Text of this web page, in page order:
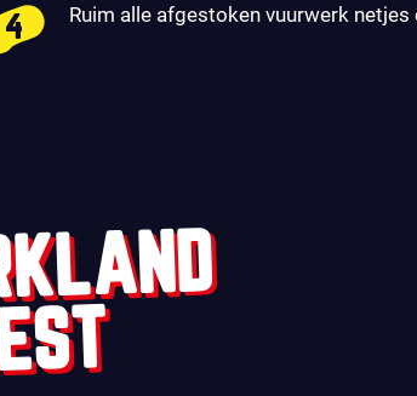
Ruim alle afgestoken vuurwerk netjes